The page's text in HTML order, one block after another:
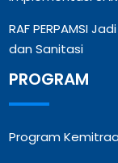
RAF PERPAMSI
dan Sanitasi
PROGRAM
Program